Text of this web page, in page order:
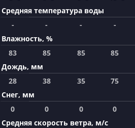
Средняя температура воды
-
- - -
Влажность, %
83
85 85 85
Дождь, мм
28
38 35 75
Снег, мм
0
0 0 0
Средняя скорость ветра, м/с